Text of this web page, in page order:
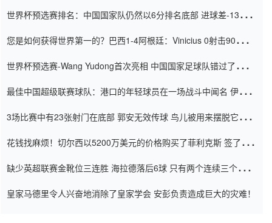
世界杯预选赛排名：中国国家队仍然以6分排名底部 进球差-13令人
您是如何获得世界第一的？巴西1-4阿根廷：Vinicius 0射击90分钟
世界杯预选赛-Wang Yudong首次亮相 中国国家足球队错过了世界
最佳中国超级联赛球队：港口的年轻球员在一场战斗中闻名 伊万放
3场比赛中有23张射门在底部 郭安无效传球 鸟儿被用来摆脱它
花钱找麻烦！切尔西以5200万美元的价格购买了菲利克斯 签了7年
缺少英超联赛金靴位三连胜 海拉德落后6球 只有两个连续三个连续
皇家马德里令人兴奋地消除了皇家学会 安彭负责造成巨大的灾难！